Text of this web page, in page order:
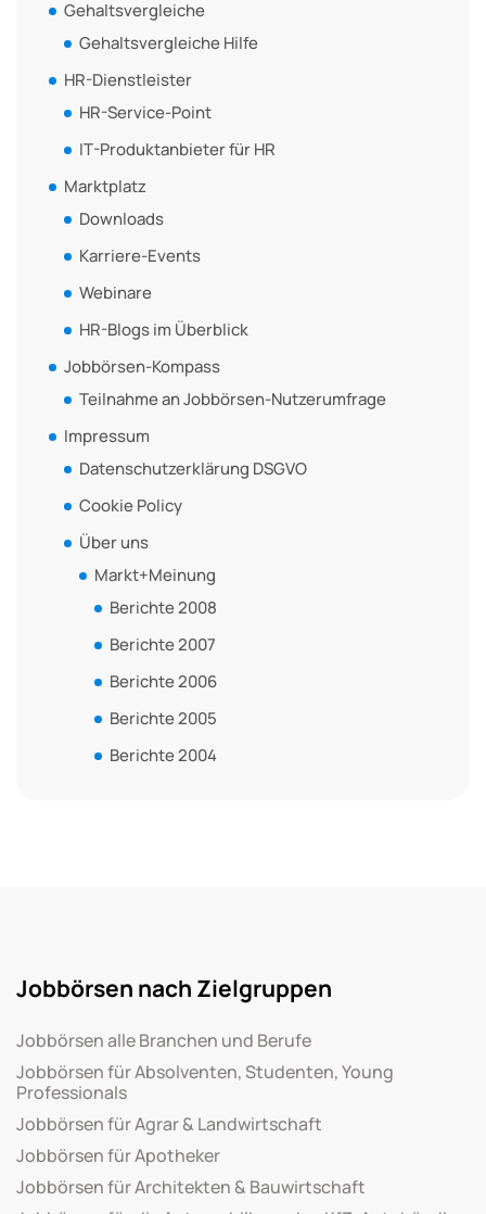
Gehaltsvergleiche
Gehaltsvergleiche Hilfe
HR-Dienstleister
HR-Service-Point
IT-Produktanbieter für HR
Marktplatz
Downloads
Karriere-Events
Webinare
HR-Blogs im Überblick
Jobbörsen-Kompass
Teilnahme an Jobbörsen-Nutzerumfrage
Impressum
Datenschutzerklärung DSGVO
Cookie Policy
Über uns
Markt+Meinung
Berichte 2008
Berichte 2007
Berichte 2006
Berichte 2005
Berichte 2004
Jobbörsen nach Zielgruppen
Jobbörsen alle Branchen und Berufe
Jobbörsen für Absolventen, Studenten, Young
Professionals
Jobbörsen für Agrar & Landwirtschaft
Jobbörsen für Apotheker
Jobbörsen für Architekten & Bauwirtschaft